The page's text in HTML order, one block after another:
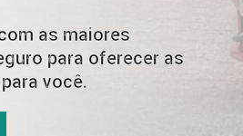
as maiores
para oferecer as
você.